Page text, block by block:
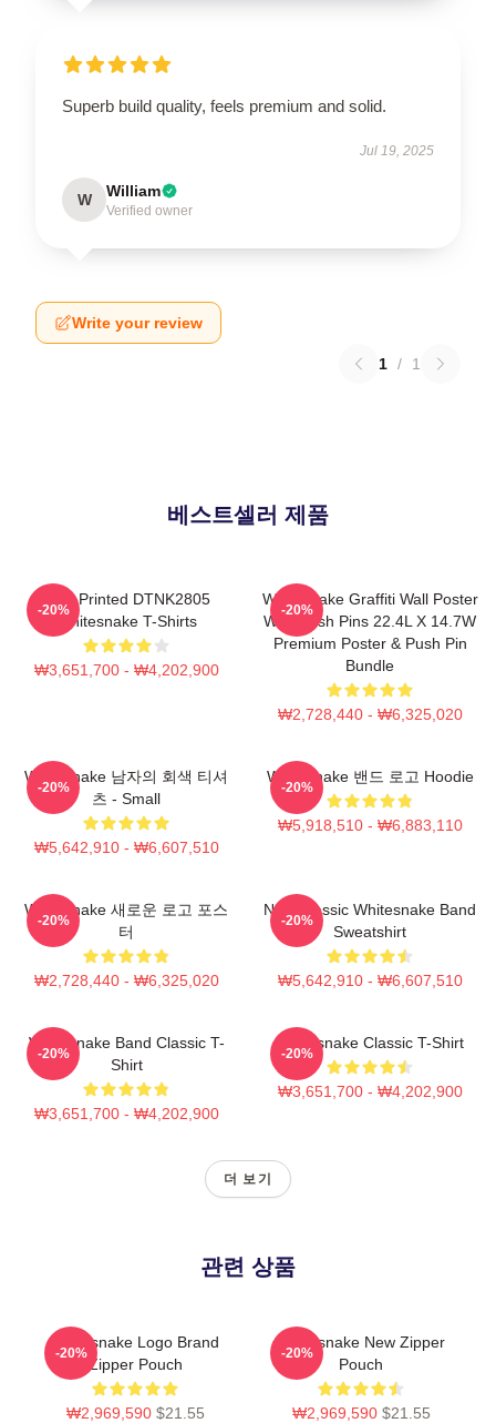
Superb build quality, feels premium and solid.
Jul 19, 2025
W William
Verified owner
Write your review
1 / 1
베스트셀러 제품
New Printed DTNK2805
Whitesnake T-Shirts
₩3,651,700 - ₩4,202,900
-20%
Whitesnake Graffiti Wall Poster
With Push Pins 22.4L X 14.7W
Premium Poster & Push Pin
Bundle
₩2,728,440 - ₩6,325,020
-20%
Whitesnake 남자의 회색 티셔
츠 - Small
₩5,642,910 - ₩6,607,510
-20%
Whitesnake 밴드 로고 Hoodie
₩5,918,510 - ₩6,883,110
-20%
Whitesnake 새로운 로고 포스
터
₩2,728,440 - ₩6,325,020
-20%
New Classic Whitesnake Band
Sweatshirt
₩5,642,910 - ₩6,607,510
-20%
Whitesnake Band Classic T-
Shirt
₩3,651,700 - ₩4,202,900
-20%
Whitesnake Classic T-Shirt
₩3,651,700 - ₩4,202,900
-20%
더 보기
관련 상품
Whitesnake Logo Brand
Zipper Pouch
₩2,969,590 $21.55
-20%
Whitesnake New Zipper
Pouch
₩2,969,590 $21.55
-20%